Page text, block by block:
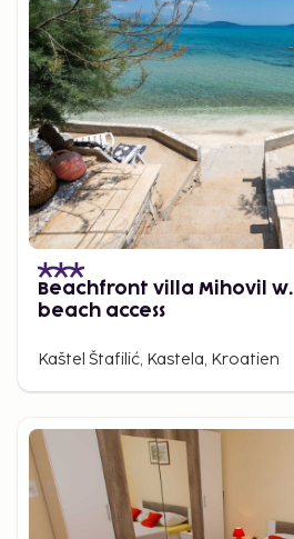
Beachfront villa Mihovil w.
beach access
Kaštel Štafilić, Kastela, Kroatien